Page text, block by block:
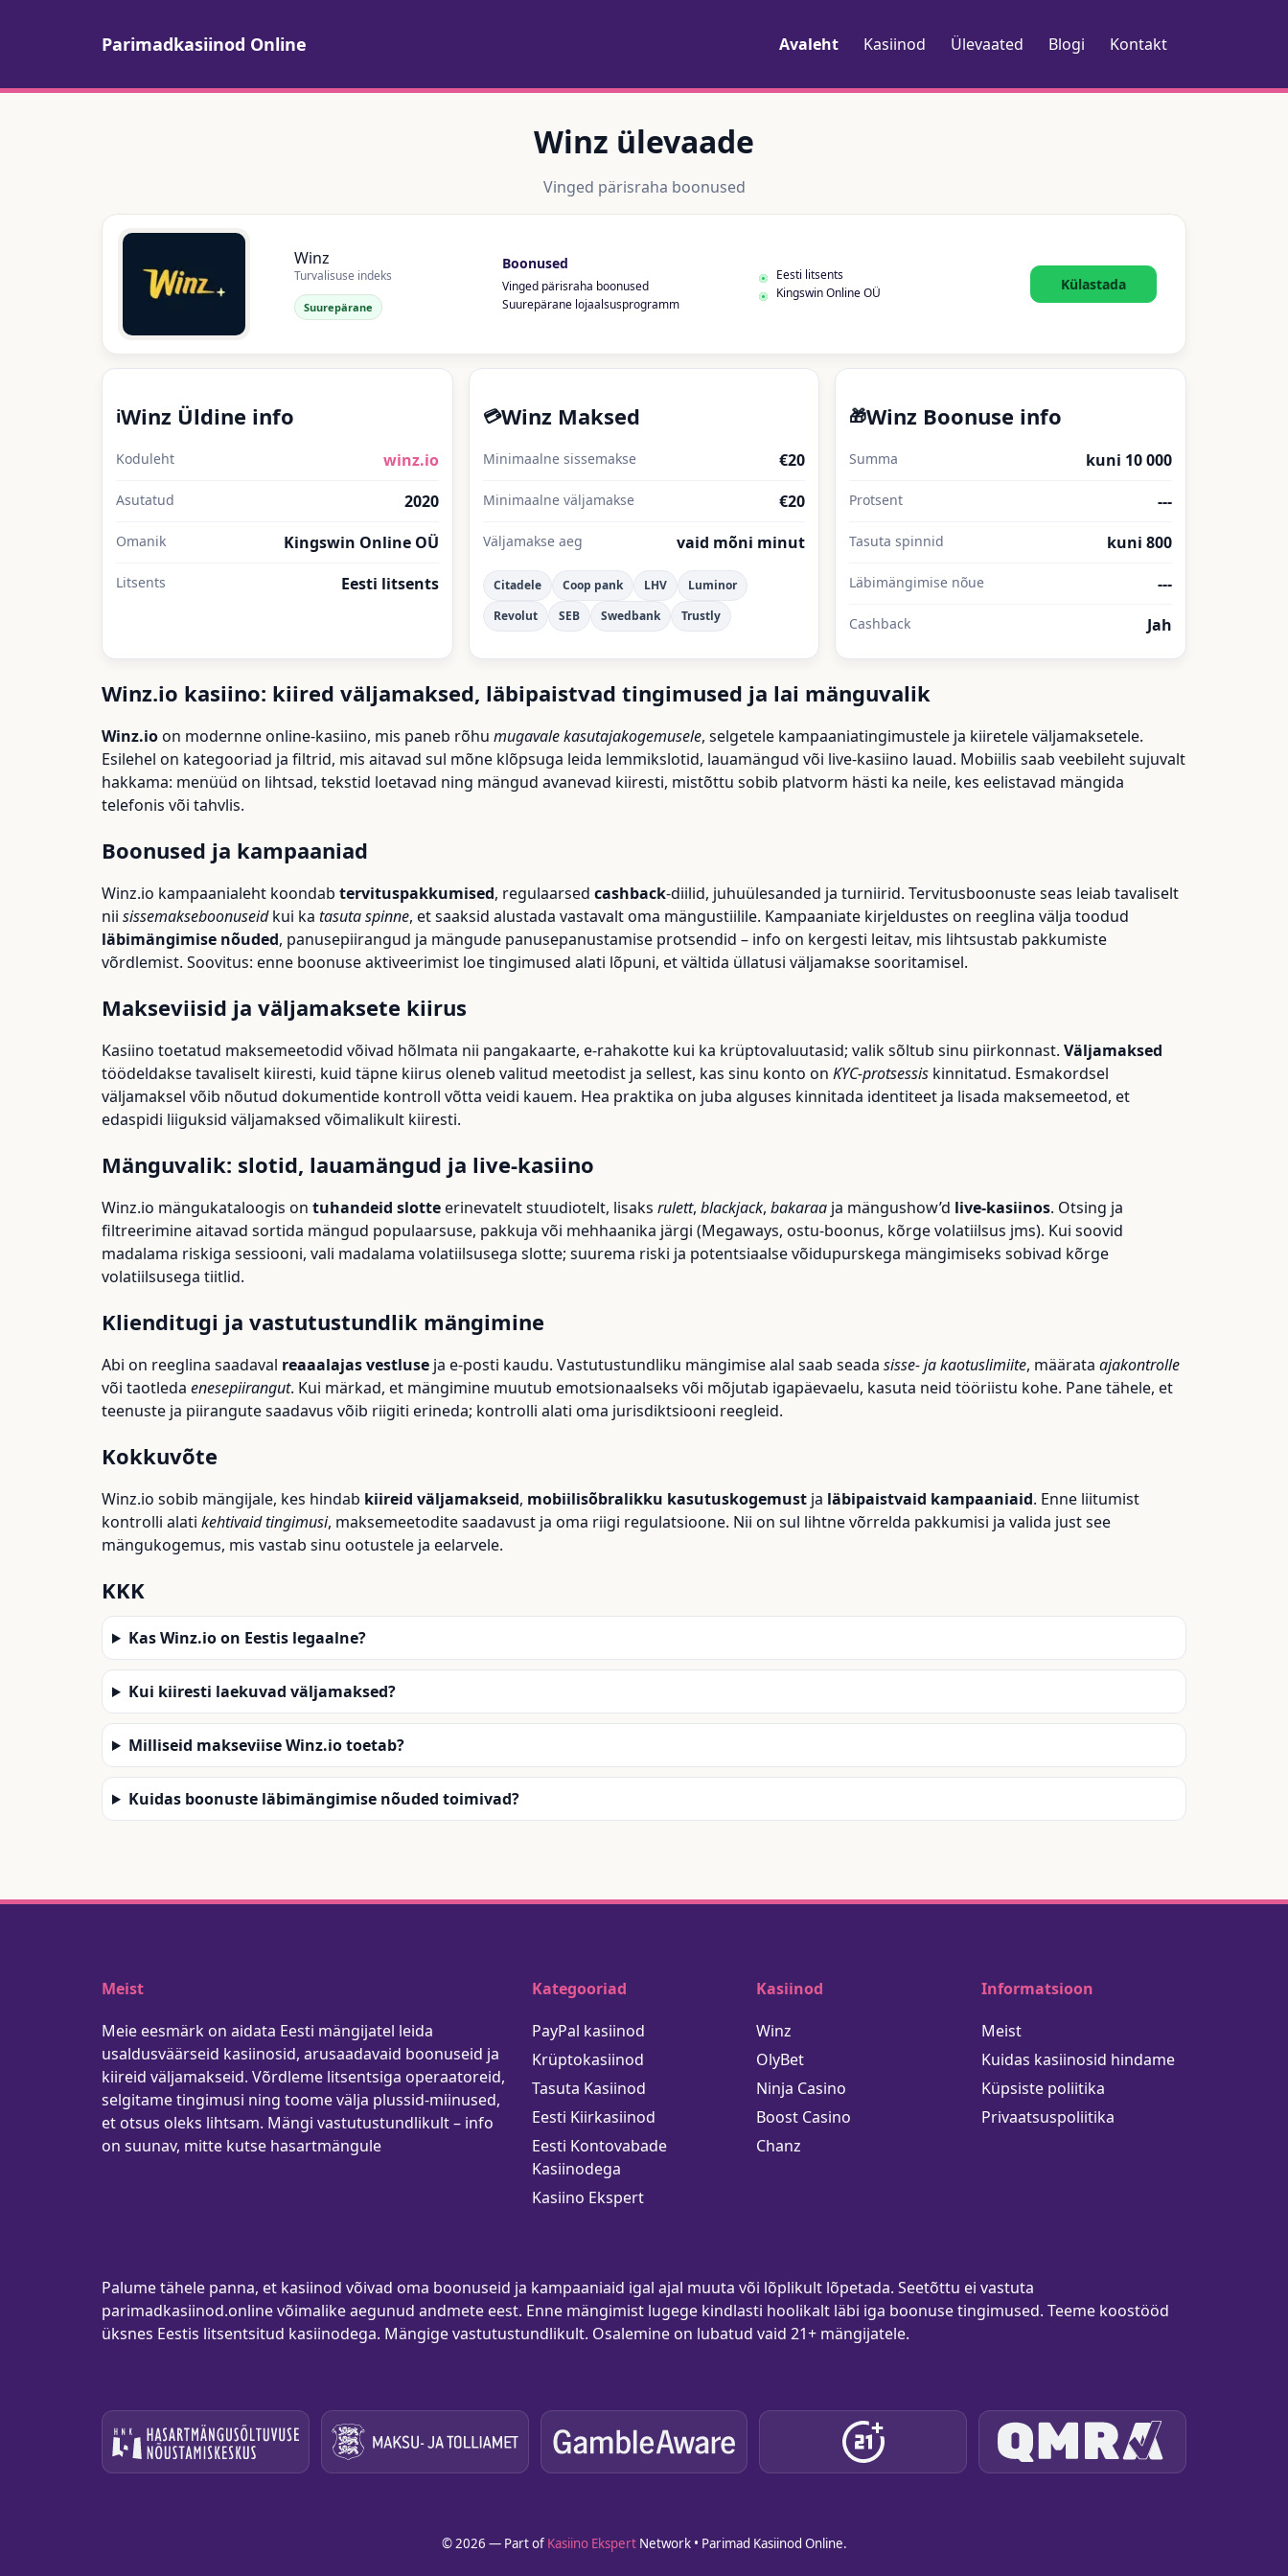
Parimadkasiinod Online Avaleht Kasiinod Ülevaated Blogi Kontakt
Winz ülevaade
Vinged pärisraha boonused
Winz
Turvalisuse indeks
Suurepärane
Boonused
Vinged pärisraha boonused
Suurepärane lojaalsusprogramm
Eesti litsents
Kingswin Online OÜ
Külastada
ℹ️Winz Üldine info
Koduleht winz.io
Asutatud 2020
Omanik Kingswin Online OÜ
Litsents Eesti litsents
💳Winz Maksed
Minimaalne sissemakse €20
Minimaalne väljamakse €20
Väljamakse aeg vaid mõni minut
Citadele Coop pank LHV
Luminor
Revolut
SEB Swedbank Trustly
🎁Winz Boonuse info
Summa kuni 10 000
Protsent ---
Tasuta spinnid kuni 800
Läbimängimise nõue ---
Cashback Jah
Winz.io kasiino: kiired väljamaksed, läbipaistvad tingimused ja lai mänguvalik
Winz.ioon modernne online-kasiino, mis paneb rõhu mugavale kasutajakogemusele, selgetele kampaaniatingimustele ja kiiretele väljamaksetele.
Esilehel on kategooriad ja filtrid, mis aitavad sul mõne klõpsuga leida lemmikslotid, lauamängud või live-kasiino lauad. Mobiilis saab veebileht sujuvalt
hakkama: menüüd on lihtsad, tekstid loetavad ning mängud avanevad kiiresti, mistõttu sobib platvorm hästi ka neile, kes eelistavad mängida
telefonis või tahvlis.
Boonused ja kampaaniad
Winz.io kampaanialeht koondab tervituspakkumised, regulaarsed cashback-diilid, juhuülesanded ja turniirid. Tervitusboonuste seas leiab tavaliselt
nii sissemakseboonuseidkui ka tasuta spinne, et saaksid alustada vastavalt oma mängustiilile. Kampaaniate kirjeldustes on reeglina välja toodud
läbimängimise nõuded, panusepiirangud ja mängude panusepanustamise protsendid – info on kergesti leitav, mis lihtsustab pakkumiste
võrdlemist. Soovitus: enne boonuse aktiveerimist loe tingimused alati lõpuni, et vältida üllatusi väljamakse sooritamisel.
Makseviisid ja väljamaksete kiirus
Kasiino toetatud maksemeetodid võivad hõlmata nii pangakaarte, e-rahakotte kui ka krüptovaluutasid; valik sõltub sinu piirkonnast. Väljamaksed
töödeldakse tavaliselt kiiresti, kuid täpne kiirus oleneb valitud meetodist ja sellest, kas sinu konto on KYC-protsessis kinnitatud. Esmakordsel
väljamaksel võib nõutud dokumentide kontroll võtta veidi kauem. Hea praktika on juba alguses kinnitada identiteet ja lisada maksemeetod, et
edaspidi liiguksid väljamaksed võimalikult kiiresti.
Mänguvalik: slotid, lauamängud ja live-kasiino
Winz.io mängukataloogis on tuhandeid slotteerinevatelt stuudiotelt, lisaks rulett, blackjack, bakaraa ja mängushow’d live-kasiinos. Otsing ja
filtreerimine aitavad sortida mängud populaarsuse, pakkuja või mehhaanika järgi (Megaways, ostu-boonus, kõrge volatiilsus jms). Kui soovid
madalama riskiga sessiooni, vali madalama volatiilsusega slotte; suurema riski ja potentsiaalse võidupurskega mängimiseks sobivad kõrge
volatiilsusega tiitlid.
Klienditugi ja vastutustundlik mängimine
Abi on reeglina saadaval reaaalajas vestluse ja e-posti kaudu. Vastutustundliku mängimise alal saab seada sisse- ja kaotuslimiite, määrata ajakontrolle
või taotleda enesepiirangut. Kui märkad, et mängimine muutub emotsionaalseks või mõjutab igapäevaelu, kasuta neid tööriistu kohe. Pane tähele, et
teenuste ja piirangute saadavus võib riigiti erineda; kontrolli alati oma jurisdiktsiooni reegleid.
Kokkuvõte
Winz.io sobib mängijale, kes hindab kiireid väljamakseid, mobiilisõbralikku kasutuskogemust ja läbipaistvaid kampaaniaid. Enne liitumist
kontrolli alati kehtivaid tingimusi, maksemeetodite saadavust ja oma riigi regulatsioone. Nii on sul lihtne võrrelda pakkumisi ja valida just see
mängukogemus, mis vastab sinu ootustele ja eelarvele.
KKK
Kas Winz.io on Eestis legaalne?
Kui kiiresti laekuvad väljamaksed?
Milliseid makseviise Winz.io toetab?
Kuidas boonuste läbimängimise nõuded toimivad?
Meist
Meie eesmärk on aidata Eesti mängijatel leida
usaldusväärseid kasiinosid, arusaadavaid boonuseid ja
kiireid väljamakseid. Võrdleme litsentsiga operaatoreid,
selgitame tingimusi ning toome välja plussid-miinused,
et otsus oleks lihtsam. Mängi vastutustundlikult – info
on suunav, mitte kutse hasartmängule
Kategooriad
PayPal kasiinod
Krüptokasiinod
Tasuta Kasiinod
Eesti Kiirkasiinod
Eesti Kontovabade
Kasiinodega
Kasiino Ekspert
Kasiinod
Winz
OlyBet
Ninja Casino
Boost Casino
Chanz
Informatsioon
Meist
Kuidas kasiinosid hindame
Küpsiste poliitika
Privaatsuspoliitika
Palume tähele panna, et kasiinod võivad oma boonuseid ja kampaaniaid igal ajal muuta või lõplikult lõpetada. Seetõttu ei vastuta
parimadkasiinod.online võimalike aegunud andmete eest. Enne mängimist lugege kindlasti hoolikalt läbi iga boonuse tingimused. Teeme koostööd
üksnes Eestis litsentsitud kasiinodega. Mängige vastutustundlikult. Osalemine on lubatud vaid 21+ mängijatele.
© 2026 — Part of Kasiino EkspertNetwork • Parimad Kasiinod Online.